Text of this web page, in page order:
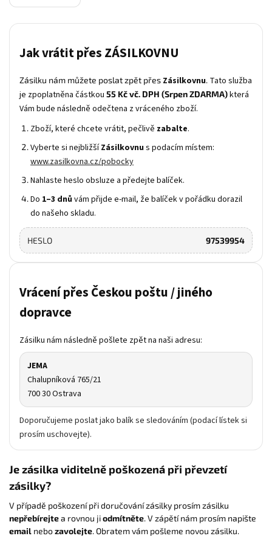
Jak vrátit přes ZÁSILKOVNU
Zásilku nám můžete poslat zpět přes Zásilkovnu. Tato služba
je zpoplatněna částkou 55 Kč vč. DPH (Srpen ZDARMA)která
Vám bude následně odečtena z vráceného zboží.
Zboží, které chcete vrátit, pečlivě zabalte.
Vyberte si nejbližšíZásilkovnu s podacím místem:
www.zasilkovna.cz/pobocky
Nahlaste heslo obsluze a předejte balíček.
Do 1–3 dnů vám přijde e-mail, že balíček v pořádku dorazil
do našeho skladu.
HESLO 97539954
Vrácení přes Českou poštu / jiného
dopravce
Zásilku nám následně pošlete zpět na naši adresu:
JEMA
Chalupníková 765/21
700 30 Ostrava
Doporučujeme poslat jako balík se sledováním (podací lístek si
prosím uschovejte).
Je zásilka viditelně poškozená při převzetí
zásilky?
V případě poškození při doručování zásilky prosím zásilku
nepřebírejtea rovnou jiodmítněte. V zápětí nám prosím napište
email nebozavolejte. Obratem vám pošleme novou zásilku.